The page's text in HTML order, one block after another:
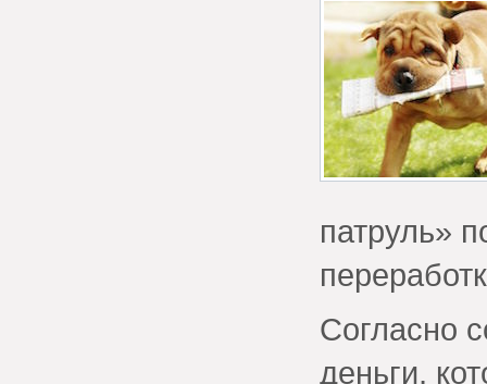
патруль»
Согласно
деньги,